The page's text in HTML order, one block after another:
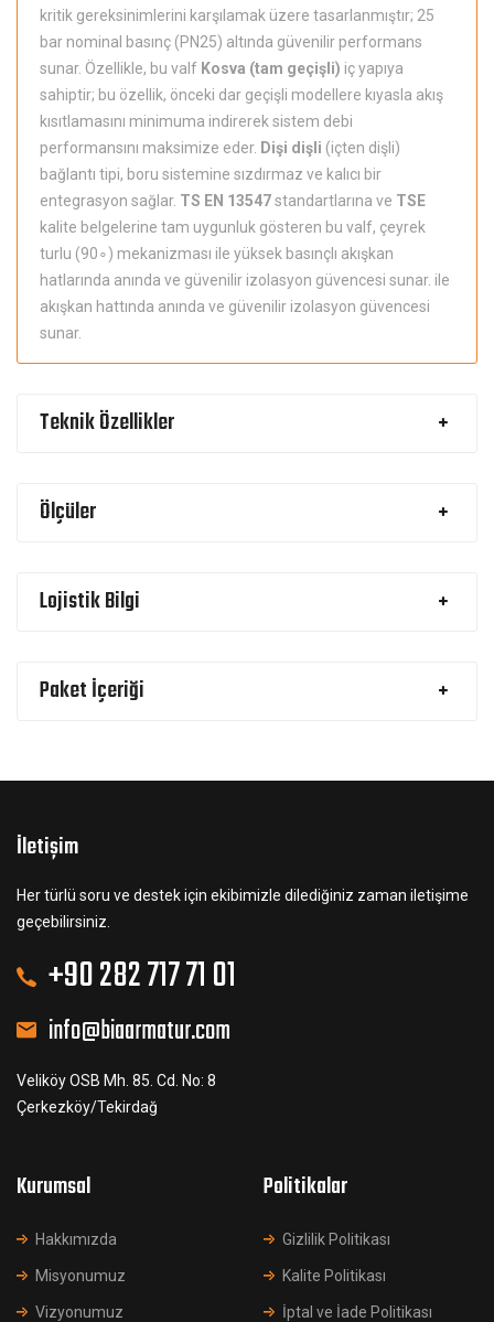
kritik gereksinimlerini karşılamak üzere tasarlanmıştır; 25
bar nominal basınç (PN25) altında güvenilir performans
sunar. Özellikle, bu valf Kosva (tam geçişli) iç yapıya
sahiptir; bu özellik, önceki dar geçişli modellere kıyasla akış
kısıtlamasını minimuma indirerek sistem debi
performansını maksimize eder. Dişi dişli (içten dişli)
bağlantı tipi, boru sistemine sızdırmaz ve kalıcı bir
entegrasyon sağlar. TS EN 13547standartlarına ve TSE
kalite belgelerine tam uygunluk gösteren bu valf, çeyrek
turlu (90∘) mekanizması ile yüksek basınçlı akışkan
hatlarında anında ve güvenilir izolasyon güvencesi sunar. ile
akışkan hattında anında ve güvenilir izolasyon güvencesi
sunar.
Teknik Özellikler
Ölçüler
Lojistik Bilgi
Paket İçeriği
İletişim
Her türlü soru ve destek için ekibimizle dilediğiniz zaman iletişime
geçebilirsiniz.
+90 282 717 71 01
info@biaarmatur.com
Veliköy OSB Mh. 85. Cd. No: 8
Çerkezköy/Tekirdağ
Kurumsal
Hakkımızda
Misyonumuz
Vizyonumuz
Politikalar
Gizlilik Politikası
Kalite Politikası
İptal ve İade Politikası